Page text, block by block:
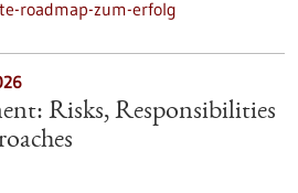
roadmap-zum-erfolg
Risks, Responsibilities